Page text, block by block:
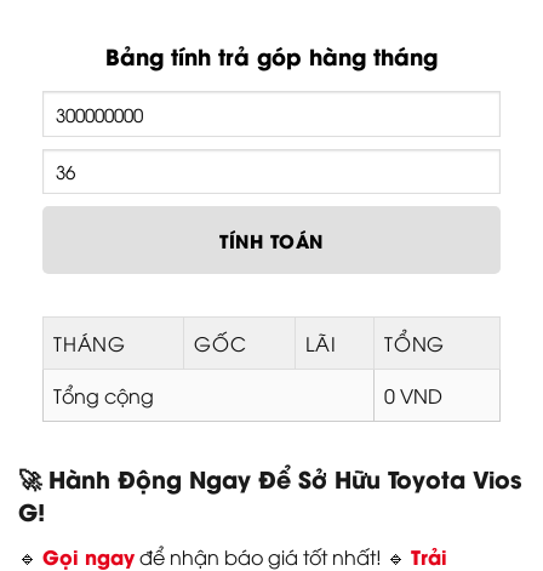
Bảng tính trả góp hàng tháng
TÍNH TOÁN
THÁNG GỐC LÃI
TỔNG
Tổng cộng
0 VND
🚀 Hành Động Ngay Để Sở Hữu Toyota Vios
G!
🔹 Gọi ngayđể nhận báo giá tốt nhất! 🔹 Trải